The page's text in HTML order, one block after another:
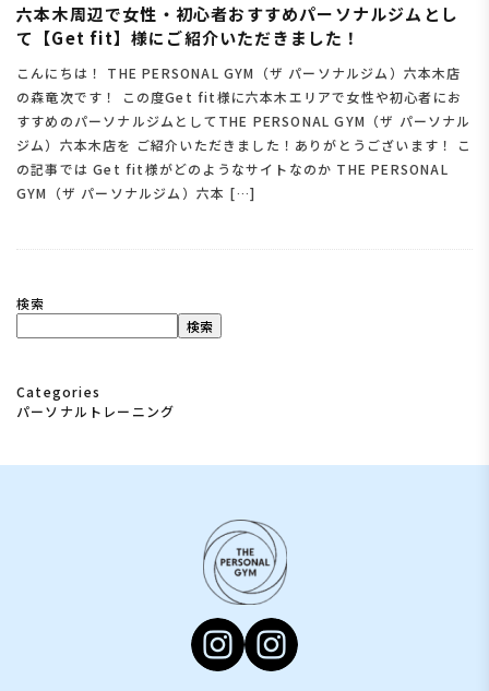
六本木周辺で女性・初心者おすすめパーソナルジムとし
て【Get fit】様にご紹介いただきました！
こんにちは！ THE PERSONAL GYM（ザ パーソナルジム）六本木店
の森竜次です！ この度Get fit様に六本木エリアで女性や初心者にお
すすめのパーソナルジムとしてTHE PERSONAL GYM（ザ パーソナル
ジム）六本木店を ご紹介いただきました！ありがとうございます！ こ
の記事では Get fit様がどのようなサイトなのか THE PERSONAL
GYM（ザ パーソナルジム）六本 […]
検索
検索
Categories
パーソナルトレーニング